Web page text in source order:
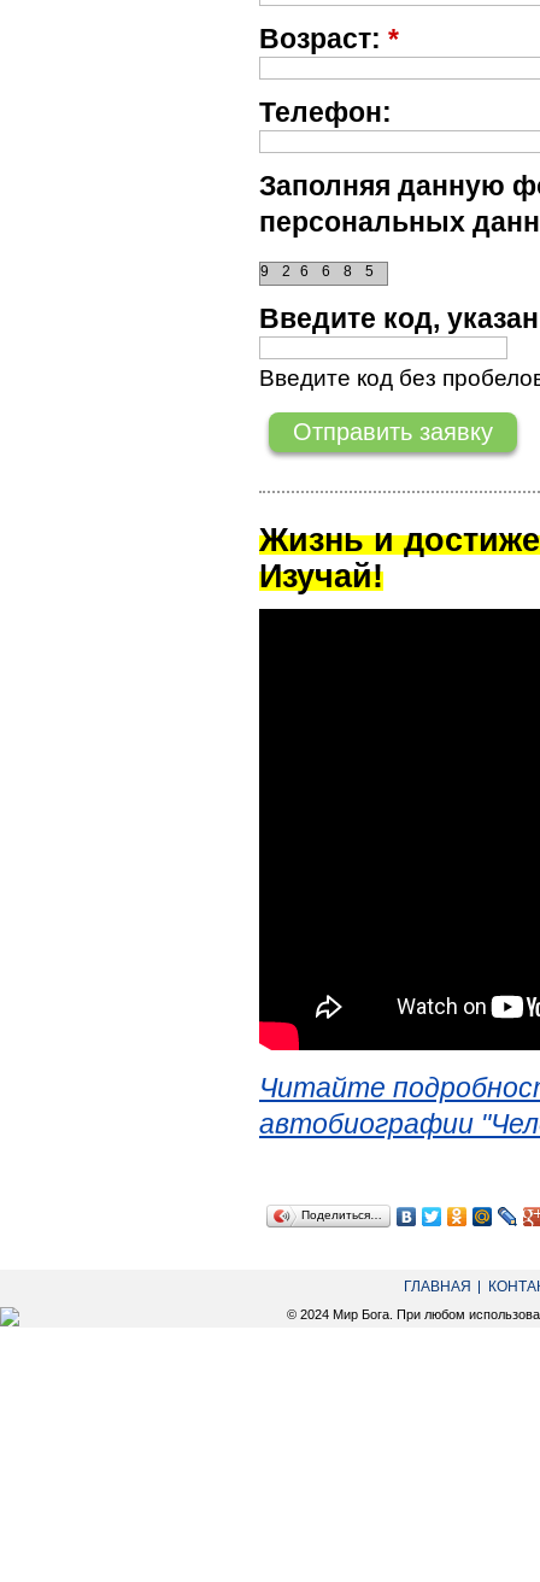
Возраст: *
Телефон:
Заполняя данную
персональных
2 6
9 6 5
8
Введите код,
Введите код без
Жизнь и
Изучай!
Читайте
автобиографии
Поделиться…
ГЛАВНАЯ
© 2024 Мир Бога. При любом